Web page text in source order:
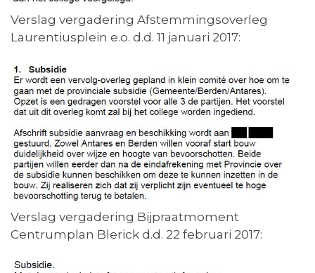
Verslag vergadering Afstemmingsoverleg
Laurentiusplein e.o. d.d. 11 januari 2017:
Verslag vergadering Bijpraatmoment
Centrumplan Blerick d.d. 22 februari 2017: